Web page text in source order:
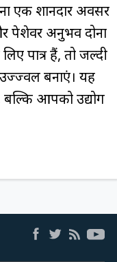
एक शानदार अवसर
पेशेवर अनुभव दोनों
पात्र हैं, तो जल्दी
बनाएं। यह
आपको उद्योग